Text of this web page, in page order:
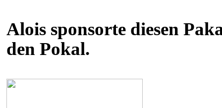
Alois sponsorte diesen
den Pokal.